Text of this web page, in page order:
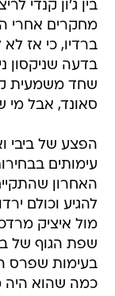
בין ג'ון קנדי
מחקרים אחרי
ברדיו, כי אז לא
בדעה שניקסון
שחד משמעית
סאונד, אבל מי
הפצע של ביבי
עימותים
להגיע וכולם
מול איציק
שפת הגוף של
בעימות שפרס
כמה שהוא היה